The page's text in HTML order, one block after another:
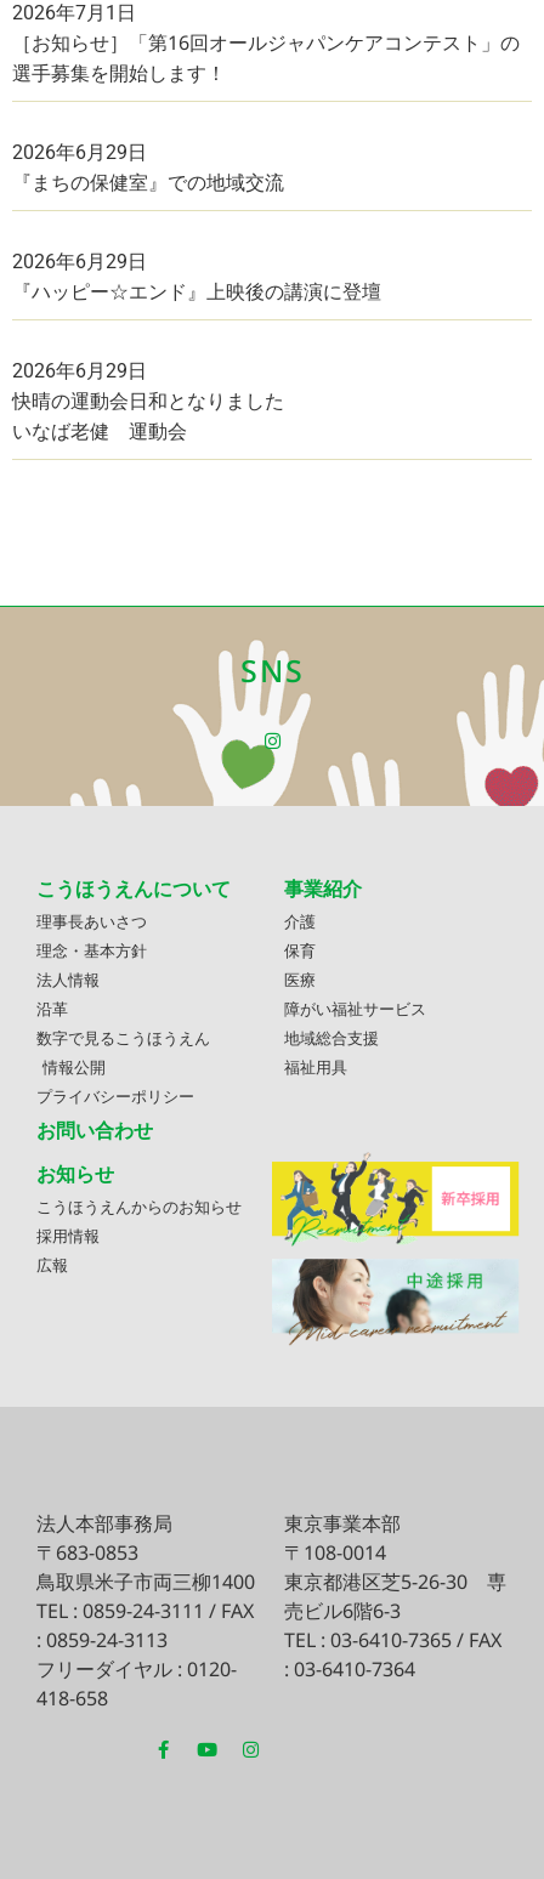
2026年7月1日
［お知らせ］「第16回オールジャパンケアコンテスト」の
選手募集を開始します！
2026年6月29日
『まちの保健室』での地域交流
2026年6月29日
『ハッピー☆エンド』上映後の講演に登壇
2026年6月29日
快晴の運動会日和となりました
いなば老健 運動会
SNS
こうほうえんについて
理事長あいさつ
理念・基本方針
法人情報
沿革
数字で見るこうほうえん
情報公開
プライバシーポリシー
お問い合わせ
事業紹介
介護
保育
医療
障がい福祉サービス
地域総合支援
福祉用具
お知らせ
こうほうえんからのお知らせ
採用情報
広報
法人本部事務局
〒683-0853
鳥取県米子市両三柳1400
TEL : 0859-24-3111 / FAX
: 0859-24-3113
フリーダイヤル : 0120-
418-658
東京事業本部
〒108-0014
東京都港区芝5-26-30 専
売ビル6階6-3
TEL : 03-6410-7365 / FAX
: 03-6410-7364